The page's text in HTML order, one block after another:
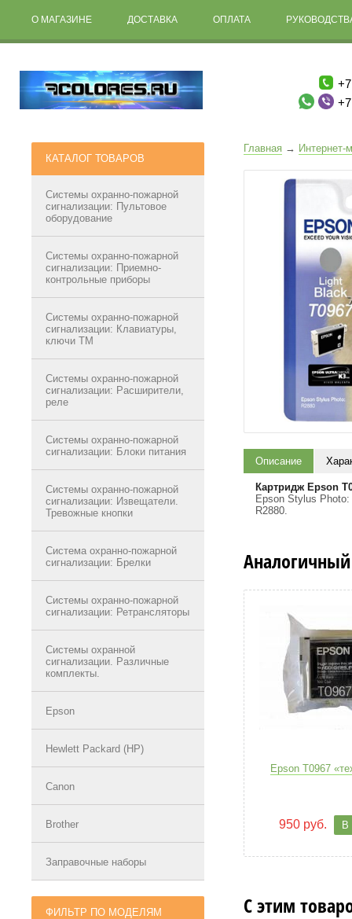
О МАГАЗИНЕ ДОСТАВКА ОПЛАТА
КАТАЛОГ ТОВАРОВ
Системы охранно-пожарной
сигнализации: Пультовое
оборудование
Системы охранно-пожарной
сигнализации: Приемно-
контрольные приборы
Системы охранно-пожарной
сигнализации: Клавиатуры,
ключи ТМ
Системы охранно-пожарной
сигнализации: Расширители,
реле
Системы охранно-пожарной
сигнализации: Блоки питания
Системы охранно-пожарной
сигнализации: Извещатели.
Тревожные кнопки
Система охранно-пожарной
сигнализации: Брелки
Системы охранно-пожарной
сигнализации: Ретрансляторы
Системы охранной
сигнализации. Различные
комплекты.
Epson
Hewlett Packard (HP)
Canon
Brother
Заправочные наборы
ФИЛЬТР ПО МОДЕЛЯМ
Главная → Интернет-
Описание
Картридж Epson
Epson Stylus Photo:
R2880.
Epson T0967
950 руб. В
С этим